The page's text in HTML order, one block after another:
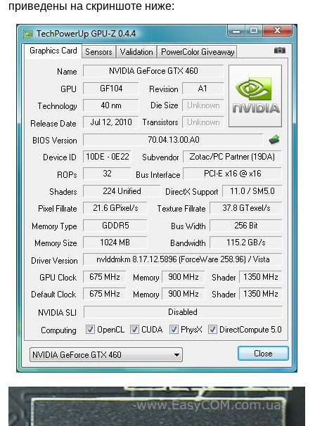
приведены на скриншоте ниже: